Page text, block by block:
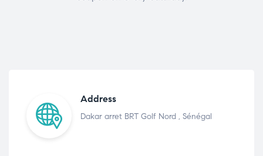
Address
Dakar arret BRT Golf Nord , Sénégal